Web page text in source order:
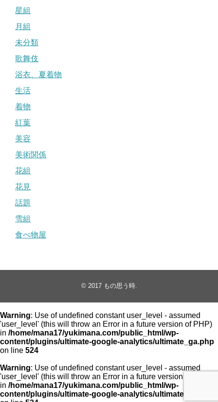
星組
月組
未分類
歌舞伎
浴衣、夏着物
生活
着物
紅葉
美容
美術関係
花組
花見
話題
雪組
食べ物屋
© 2017 もの思う時.
Warning: Use of undefined constant user_level - assumed
'user_level' (this will throw an Error in a future version of PHP)
in /home/mana17/yukimana.com/public_html/wp-
content/plugins/ultimate-google-analytics/ultimate_ga.php
on line 524
Warning: Use of undefined constant user_level - assumed
'user_level' (this will throw an Error in a future version of PHP)
in /home/mana17/yukimana.com/public_html/wp-
content/plugins/ultimate-google-analytics/ultimate_ga.php